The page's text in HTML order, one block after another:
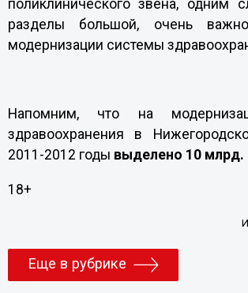
поликлинического звена, одним
разделы большой, очень
модернизации системы
Напомним, что на
здравоохранения в
2011-2012 годы выделено 10 млрд.
18+
Еще в рубрике